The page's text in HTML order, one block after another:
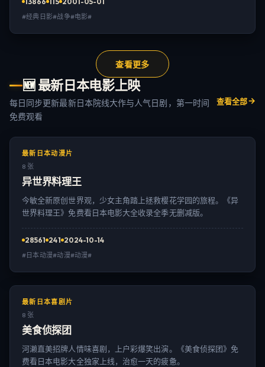
#经典日影#战争#电影#
查看更多
🆕 最新日本电影上映
每日同步更新最新日本院线大作与人气日剧，第一时间
免费观看
查看全部
最新日本动漫片
8 张
异世界料理王
今敏全新原创世界观，少女主角踏上拯救樱花学园的旅程。《异
世界料理王》免费看日本电影大全收录全季无删减版。
28561 241 2024-10-14
#日本动漫#动漫#动漫#
最新日本喜剧片
8 张
美食侦探团
河濑直美招牌人情味喜剧，上户彩爆笑出演。《美食侦探团》免
费看日本电影大全独家上线，治愈一天的疲惫。